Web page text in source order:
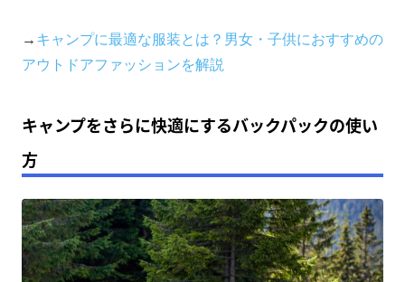
→ キャンプに最適な服装とは？男女・子供におすすめの
アウトドアファッションを解説
キャンプをさらに快適にするバックパックの使い
方